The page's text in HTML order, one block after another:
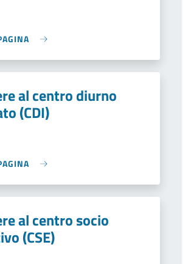
al centro diurno
(CDI)
al centro socio
(CSE)